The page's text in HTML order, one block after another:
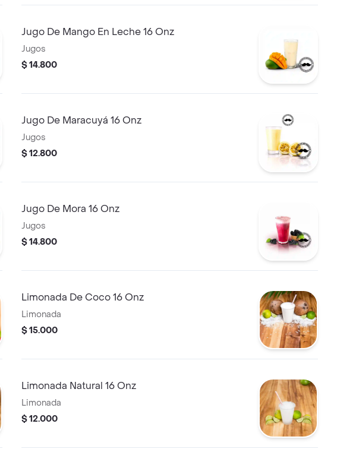
Jugo De Mango En Leche 16 Onz
Jugos
$ 14.800
Jugo De Maracuyá 16 Onz
Jugos
$ 12.800
Jugo De Mora 16 Onz
Jugos
$ 14.800
Limonada De Coco 16 Onz
Limonada
$ 15.000
Limonada Natural 16 Onz
Limonada
$ 12.000